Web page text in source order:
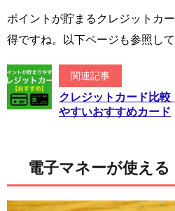
ポイントが貯まるクレジットカ
得ですね。以下ページも参照して
関連記事
クレジットカード比較
やすいおすすめカード
電子マネーが使える